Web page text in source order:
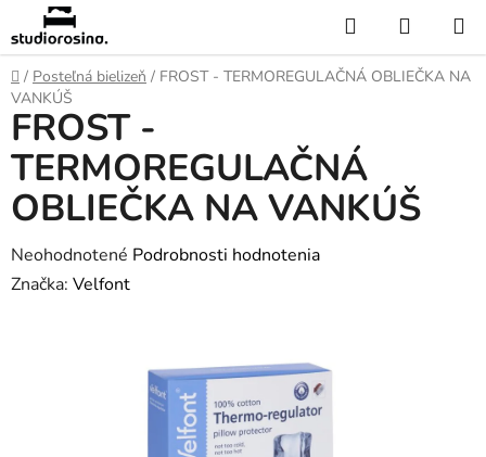
Prejsť
na
obsah
Hľadať
KOŠÍK
Domov
/ Posteľná bielizeň / FROST - TERMOREGULAČNÁ OBLIEČKA NA
VANKÚŠ
FROST -
TERMOREGULAČNÁ
OBLIEČKA NA VANKÚŠ
Priemerné
hodnotenie
Neohodnotené Podrobnosti hodnotenia
Značka: Velfont